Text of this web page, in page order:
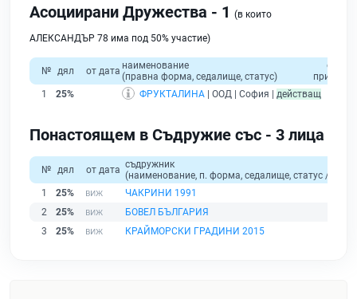
Асоциирани Дружества - 1 (в които
АЛЕКСАНДЪР 78 има под 50% участие)
№ дял от дата наименование
(правна форма, седалище, статус)
общо
приходи
1 25% ФРУКТАЛИНА | ООД | София | действащ
Понастоящем в Съдружие със - 3 лица
№ дял от дата съдружник
(наименование, п. форма, седалище, статус /
1
25%
ЧАКРИНИ 1991
2
25%
БОВЕЛ БЪЛГАРИЯ
3
25% КРАЙМОРСКИ ГРАДИНИ 2015